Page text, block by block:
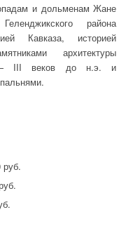
и дольменам Жане
района
Кавказа, историей
архитектуры
— III веков до н.э. и